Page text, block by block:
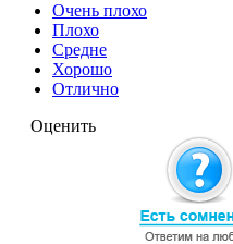
Очень плохо
Плохо
Средне
Хорошо
Отлично
Оценить